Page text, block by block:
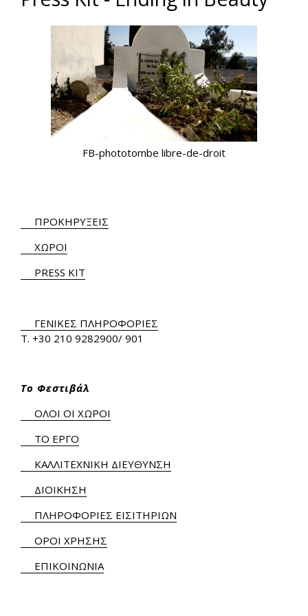
FB-phototombe libre-de-droit
ΠΡΟΚΗΡΥΞΕΙΣ
ΧΩΡΟΙ
PRESS KIT
ΓΕΝΙΚΕΣ ΠΛΗΡΟΦΟΡΙΕΣ
Τ. +30 210 9282900/ 901
Το Φεστιβάλ
ΟΛΟΙ ΟΙ ΧΩΡΟΙ
ΤΟ ΕΡΓΟ
ΚΑΛΛΙΤΕΧΝΙΚΗ ΔΙΕΥΘΥΝΣΗ
ΔΙΟΙΚΗΣΗ
ΠΛΗΡΟΦΟΡΙΕΣ ΕΙΣΙΤΗΡΙΩΝ
ΟΡΟΙ ΧΡΗΣΗΣ
ΕΠΙΚΟΙΝΩΝΙΑ